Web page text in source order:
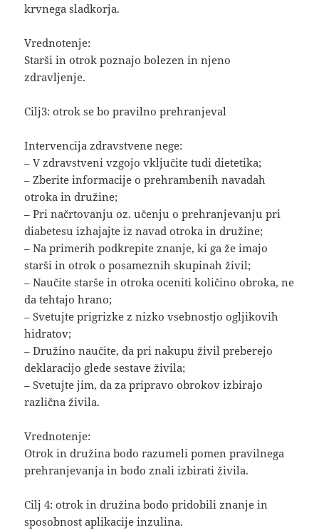
krvnega sladkorja.
Vrednotenje:
Starši in otrok poznajo bolezen in njeno
zdravljenje.
Cilj3: otrok se bo pravilno prehranjeval
Intervencija zdravstvene nege:
– V zdravstveni vzgojo vključite tudi dietetika;
– Zberite informacije o prehrambenih navadah
otroka in družine;
– Pri načrtovanju oz. učenju o prehranjevanju pri
diabetesu izhajajte iz navad otroka in družine;
– Na primerih podkrepite znanje, ki ga že imajo
starši in otrok o posameznih skupinah živil;
– Naučite starše in otroka oceniti količino obroka, ne
da tehtajo hrano;
– Svetujte prigrizke z nizko vsebnostjo ogljikovih
hidratov;
– Družino naučite, da pri nakupu živil preberejo
deklaracijo glede sestave živila;
– Svetujte jim, da za pripravo obrokov izbirajo
različna živila.
Vrednotenje:
Otrok in družina bodo razumeli pomen pravilnega
prehranjevanja in bodo znali izbirati živila.
Cilj 4: otrok in družina bodo pridobili znanje in
sposobnost aplikacije inzulina.